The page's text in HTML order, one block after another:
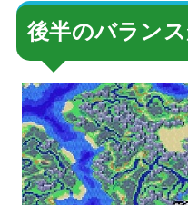
後半のバラン